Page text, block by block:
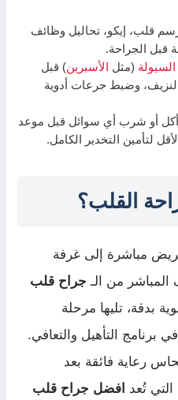
قلب، إيكو، تحاليل وظائف
قبل الجراحة.
السيولة (مثل الأسبرين) قبل
النزيف، وضبط جرعات أدوية
أكل أو شرب أي سوائل قبل موعد
القلب؟
مباشرة إلى غرفة
المباشر من الـ جراح قلب
بدقة، تليها مرحلة
في برنامج التأهيل والتعافي.
رعاية فائقة بعد
تُعد افضل جراح قلب